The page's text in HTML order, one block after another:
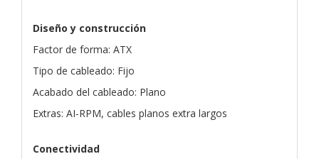
Diseño y construcción
Factor de forma: ATX
Tipo de cableado: Fijo
Acabado del cableado: Plano
Extras: AI-RPM, cables planos extra largos
Conectividad